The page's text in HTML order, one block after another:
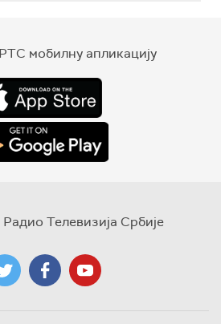
мобилну апликацију
Радио Телевизија Србије